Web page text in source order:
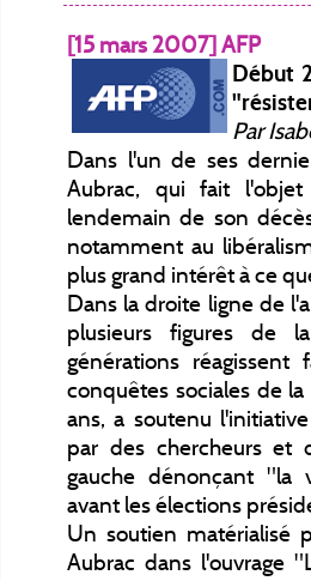
[15 mars 2007] AFP
Début
Par
Dans l'un de ses
Aubrac, qui fait
lendemain de son
notamment au
plus grand intérêt à ce
Dans la droite ligne de
plusieurs figures de
générations
conquêtes sociales de
ans, a soutenu
par des chercheurs et
gauche dénonçant "la
avant les élections
Un soutien matérialisé
Aubrac dans l'ouvrage